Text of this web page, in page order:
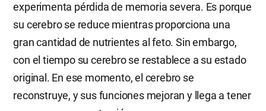
experimenta pérdida de memoria severa. Es porque
su cerebro se reduce mientras proporciona una
gran cantidad de nutrientes al feto. Sin embargo,
con el tiempo su cerebro se restablece a su estado
original. En ese momento, el cerebro se
reconstruye, y sus funciones mejoran y llega a tener